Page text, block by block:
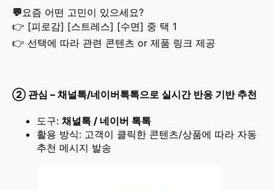
💬요즘 어떤 고민이 있으세요?
👉 [피로감] [스트레스] [수면] 중 택 1
👉 선택에 따라 관련 콘텐츠 or 제품 링크 제공
② 관심 – 채널톡/네이버톡톡으로 실시간 반응 기반 추천
도구: 채널톡 / 네이버 톡톡
활용 방식: 고객이 클릭한 콘텐츠/상품에 따라 자동
추천 메시지 발송